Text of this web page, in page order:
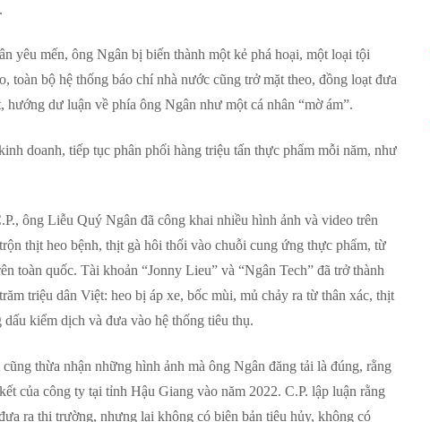
yêu mến, ông Ngân bị biến thành một kẻ phá hoại, một loại tội
toàn bộ hệ thống báo chí nhà nước cũng trở mặt theo, đồng loạt đưa
dư luận về phía ông Ngân như một cá nhân “mờ ám”.
doanh, tiếp tục phân phối hàng triệu tấn thực phẩm mỗi năm, như
ông Liễu Quý Ngân đã công khai nhiều hình ảnh và video trên
thịt heo bệnh, thịt gà hôi thối vào chuỗi cung ứng thực phẩm, từ
toàn quốc. Tài khoản “Jonny Lieu” và “Ngân Tech” đã trở thành
triệu dân Việt: heo bị áp xe, bốc mùi, mủ chảy ra từ thân xác, thịt
kiểm dịch và đưa vào hệ thống tiêu thụ.
thừa nhận những hình ảnh mà ông Ngân đăng tải là đúng, rằng
của công ty tại tỉnh Hậu Giang vào năm 2022. C.P. lập luận rằng
ra thị trường, nhưng lại không có biên bản tiêu hủy, không có